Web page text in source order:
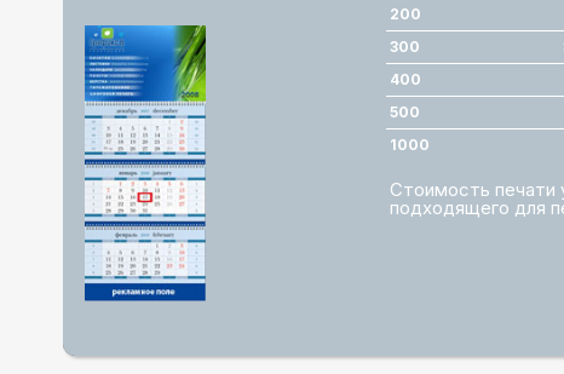
200
300
400
500
1000
Стоимость печати
подходящего для